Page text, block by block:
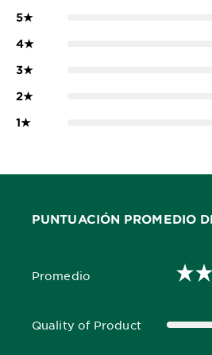
5★
4★
3★
2★
1★
PUNTUACIÓN PROMEDIO
Promedio
0,0 out of 5 stars
Quality of Product
0,0 out of 5 stars